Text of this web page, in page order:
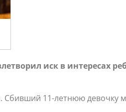
иск в интересах
Сбивший 11-летнюю девочку